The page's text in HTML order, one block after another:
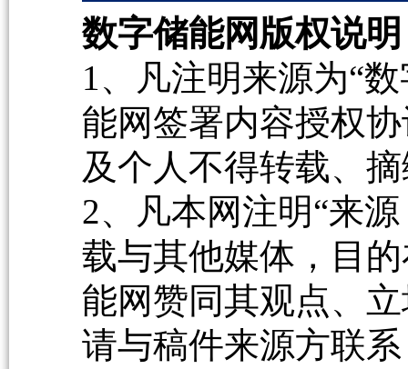
数字储能网版权说
1、凡注明来源为“
能网签署内容授权
及个人不得转载、
2、凡本网注明“来
载与其他媒体，目
能网赞同其观点、
请与稿件来源方联